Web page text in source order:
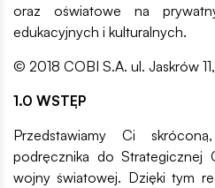
oraz oświatowe na
edukacyjnych i kulturalnych.
© 2018 COBI S.A. ul. Jaskrów
1.0 WSTĘP
Przedstawiamy Ci
podręcznika do Strategicznej
wojny światowej. Dzięki tym